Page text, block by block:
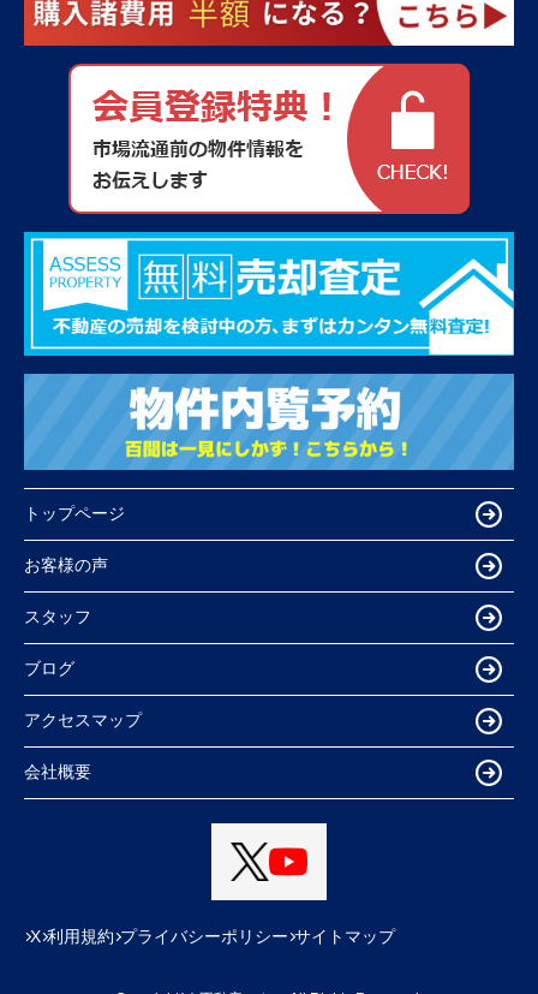
トップページ
お客様の声
スタッフ
ブログ
アクセスマップ
会社概要
X 利用規約 プライバシーポリシー サイトマップ